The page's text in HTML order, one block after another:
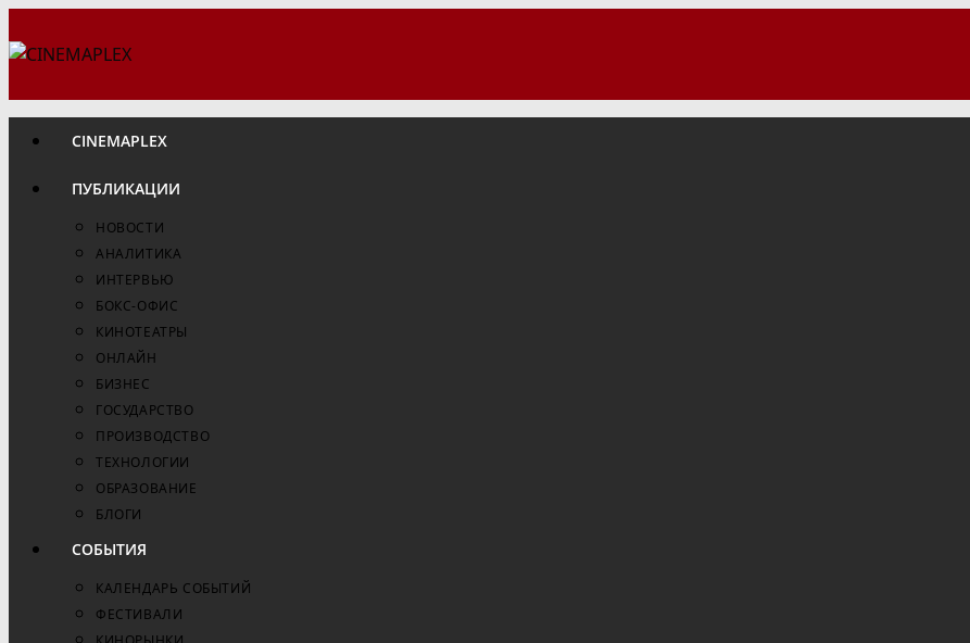
к
CINEMAPLEX
ПУБЛИКАЦИИ
НОВОСТИ
АНАЛИТИКА
ИНТЕРВЬЮ
БОКС-ОФИС
КИНОТЕАТРЫ
ОНЛАЙН
БИЗНЕС
ГОСУДАРСТВО
ПРОИЗВОДСТВО
ТЕХНОЛОГИИ
ОБРАЗОВАНИЕ
БЛОГИ
СОБЫТИЯ
КАЛЕНДАРЬ СОБЫТИЙ
ФЕСТИВАЛИ